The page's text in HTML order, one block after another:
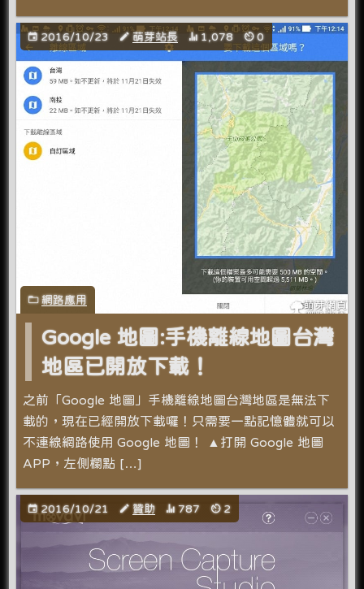
2016/10/23 萌芽站長 1,078 0
網路應用
Google 地圖:手機離線地圖台灣
地區已開放下載！
之前「Google 地圖」手機離線地圖台灣地區是無法下
載的，現在已經開放下載囉！只需要一點記憶體就可以
不連線網路使用 Google 地圖！ ▲打開 Google 地圖
APP，左側欄點 […]
2016/10/21 贊助 787 2